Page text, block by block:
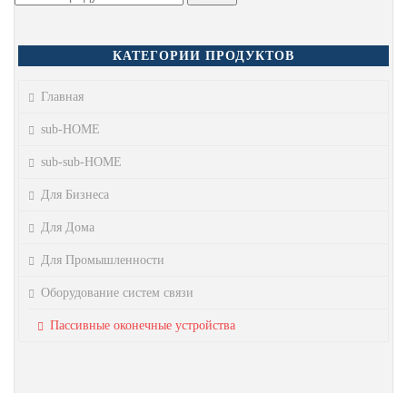
КАТЕГОРИИ ПРОДУКТОВ
Главная
sub-HOME
sub-sub-HOME
Для Бизнеса
Для Дома
Для Промышленности
Оборудование систем связи
Пассивные оконечные устройства